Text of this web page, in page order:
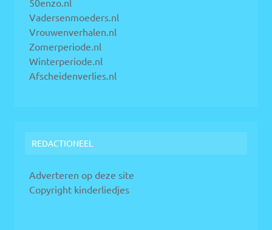
Vadersenmoeders.nl
Vrouwenverhalen.nl
Zomerperiode.nl
Winterperiode.nl
Afscheidenverlies.nl
REDACTIONEEL
Adverteren op deze site
Copyright kinderliedjes